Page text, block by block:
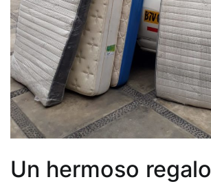
Un hermoso regalo